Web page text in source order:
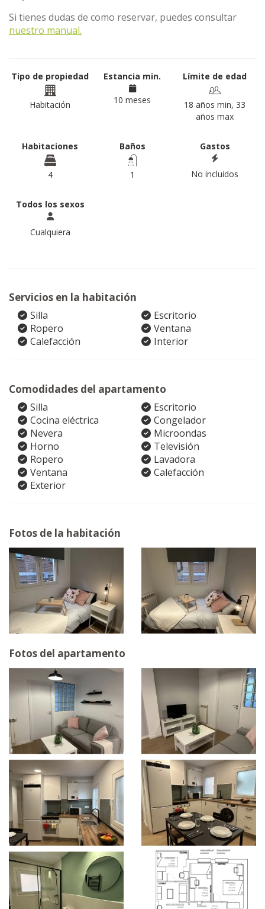
Si tienes dudas de como reservar, puedes consultar
nuestro manual.
Tipo de propiedad
Habitación
Estancia min.
10 meses
Límite de edad
18 años min, 33
años max
Habitaciones
4
Baños
1
Gastos
No incluidos
Todos los sexos
Cualquiera
Servicios en la habitación
Silla
Escritorio
Ropero
Ventana
Calefacción
Interior
Comodidades del apartamento
Silla
Escritorio
Cocina eléctrica
Congelador
Nevera
Microondas
Horno
Televisión
Ropero
Lavadora
Ventana
Calefacción
Exterior
Fotos de la habitación
Fotos del apartamento